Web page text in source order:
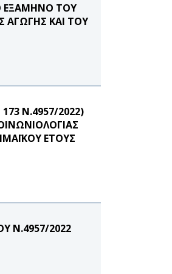
ΕΞΑΜΗΝΟ ΤΟΥ
ΑΓΩΓΗΣ ΚΑΙ ΤΟΥ
Ν.4957/2022)
ΕΤΟΥΣ
Ν.4957/2022